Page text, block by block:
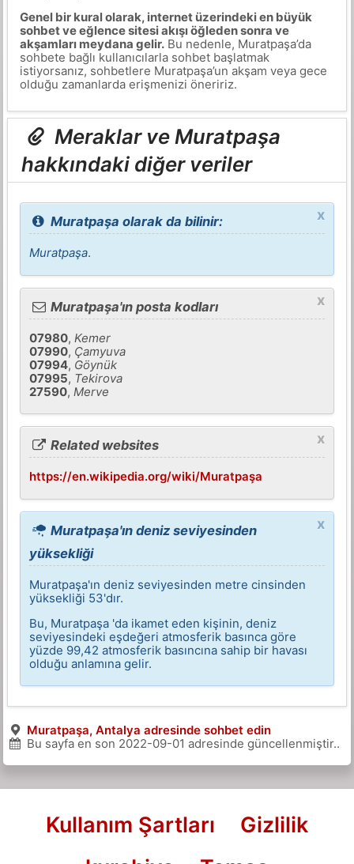
Genel bir kural olarak, internet üzerindeki en büyük
sohbet ve eğlence sitesi akışı öğleden sonra ve
akşamları meydana gelir.Bu nedenle, Muratpaşa’da
sohbete bağlı kullanıcılarla sohbet başlatmak
istiyorsanız, sohbetlere Muratpaşa’un akşam veya gece
olduğu zamanlarda erişmenizi öneririz.
Meraklar ve Muratpaşa
hakkındaki diğer veriler
x
Muratpaşa olarak da bilinir:
Muratpaşa.
x
Muratpaşa'ın posta kodları
07980, Kemer
07990, Çamyuva
07994, Göynük
07995, Tekirova
27590, Merve
x
Related websites
https://en.wikipedia.org/wiki/Muratpaşa
x
Muratpaşa'ın deniz seviyesinden
yüksekliği
Muratpaşa'ın deniz seviyesinden metre cinsinden
yüksekliği 53'dır.
Bu, Muratpaşa 'da ikamet eden kişinin, deniz
seviyesindeki eşdeğeri atmosferik basınca göre
yüzde 99,42 atmosferik basıncına sahip bir havası
olduğu anlamına gelir.
Muratpaşa, Antalya adresinde sohbet edin
Bu sayfa en son 2022-09-01 adresinde güncellenmiştir..
Kullanım Şartları
Gizlilik